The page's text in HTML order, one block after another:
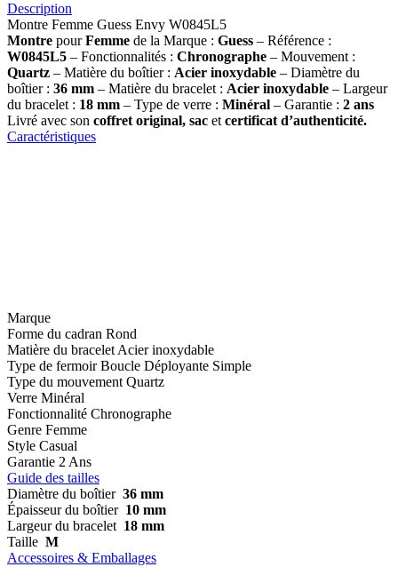
Description
Montre Femme Guess Envy W0845L5
Montre pourFemme de la Marque : Guess – Référence :
W0845L5 – Fonctionnalités : Chronographe – Mouvement :
Quartz – Matière du boîtier : Acier inoxydable – Diamètre du
boîtier : 36 mm – Matière du bracelet : Acier inoxydable – Largeur
du bracelet : 18 mm – Type de verre : Minéral – Garantie : 2 ans
Livré avec son coffret original, sac et certificat d’authenticité.
Caractéristiques
Marque
Forme du cadran Rond
Matière du bracelet Acier inoxydable
Type de fermoir Boucle Déployante Simple
Type du mouvement Quartz
Verre Minéral
Fonctionnalité Chronographe
Genre Femme
Style Casual
Garantie 2 Ans
Guide des tailles
Diamètre du boîtier 36 mm
Épaisseur du boîtier 10 mm
Largeur du bracelet 18 mm
Taille M
Accessoires & Emballages